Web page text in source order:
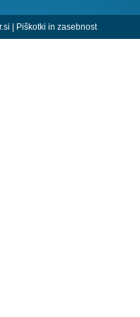
| Piškotki in zasebnost